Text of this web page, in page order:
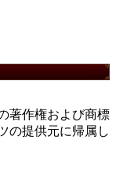
著作権および商標
の提供元に帰属し